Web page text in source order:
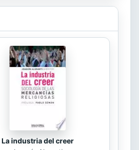
La industria del creer